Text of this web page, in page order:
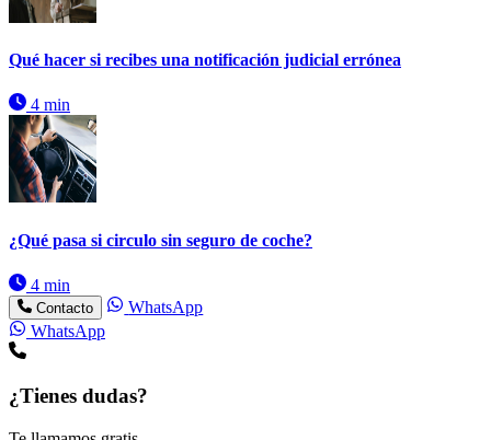
Qué hacer si recibes una notificación judicial errónea
4 min
¿Qué pasa si circulo sin seguro de coche?
4 min
Contacto
WhatsApp
WhatsApp
¿Tienes dudas?